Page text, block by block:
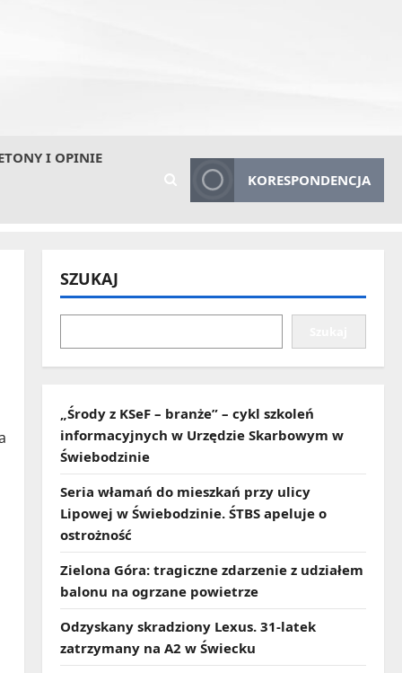
I OPINIE
KORESPONDENCJA
SZUKAJ
„Środy z KSeF – branże” – cykl szkoleń
informacyjnych w Urzędzie Skarbowym w
Świebodzinie
Seria włamań do mieszkań przy ulicy
Lipowej w Świebodzinie. ŚTBS apeluje o
ostrożność
Zielona Góra: tragiczne zdarzenie z udziałem
balonu na ogrzane powietrze
Odzyskany skradziony Lexus. 31‑latek
zatrzymany na A2 w Świecku